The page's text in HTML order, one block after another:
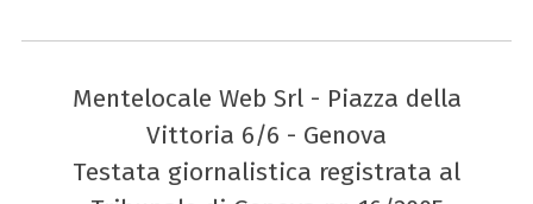
Mentelocale Web Srl - Piazza della
Vittoria 6/6 - Genova
Testata giornalistica registrata al